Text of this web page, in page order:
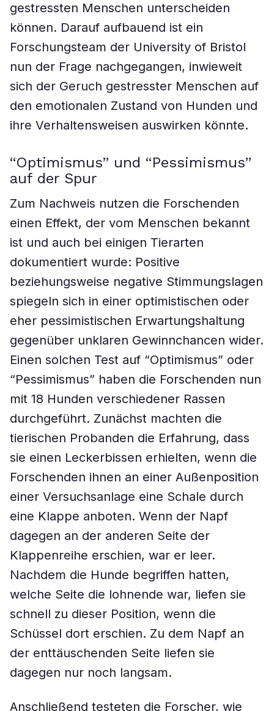
gestressten Menschen unterscheiden
können. Darauf aufbauend ist ein
Forschungsteam der University of Bristol
nun der Frage nachgegangen, inwieweit
sich der Geruch gestresster Menschen auf
den emotionalen Zustand von Hunden und
ihre Verhaltensweisen auswirken könnte.
“Optimismus” und “Pessimismus”
auf der Spur
Zum Nachweis nutzen die Forschenden
einen Effekt, der vom Menschen bekannt
ist und auch bei einigen Tierarten
dokumentiert wurde: Positive
beziehungsweise negative Stimmungslagen
spiegeln sich in einer optimistischen oder
eher pessimistischen Erwartungshaltung
gegenüber unklaren Gewinnchancen wider.
Einen solchen Test auf “Optimismus” oder
“Pessimismus” haben die Forschenden nun
mit 18 Hunden verschiedener Rassen
durchgeführt. Zunächst machten die
tierischen Probanden die Erfahrung, dass
sie einen Leckerbissen erhielten, wenn die
Forschenden ihnen an einer Außenposition
einer Versuchsanlage eine Schale durch
eine Klappe anboten. Wenn der Napf
dagegen an der anderen Seite der
Klappenreihe erschien, war er leer.
Nachdem die Hunde begriffen hatten,
welche Seite die lohnende war, liefen sie
schnell zu dieser Position, wenn die
Schüssel dort erschien. Zu dem Napf an
der enttäuschenden Seite liefen sie
dagegen nur noch langsam.
Anschließend testeten die Forscher, wie